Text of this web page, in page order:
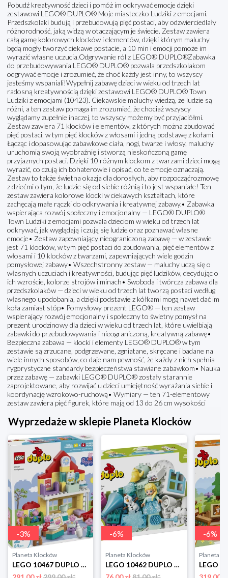
Pobudź kreatywność dzieci i pomóż im odkrywać emocje dzięki
zestawowi LEGO® DUPLO® Moje miasteczko Ludziki z emocjami.
Przedszkolaki budują i przebudowują pięć postaci, aby odzwierciedlały
różnorodność, jaką widzą w otaczającym je świecie. Zestaw zawiera
całą gamę kolorowych klocków i elementów, dzięki którym maluchy
będą mogły tworzyć ciekawe postacie, a 10 min i emocji pomoże im
wyrazić własne uczucia.Odgrywanie ról z LEGO® DUPLO®Zabawka
do przebudowywania LEGO® DUPLO® pozwala przedszkolakom
odgrywać emocje i zrozumieć, że choć każdy jest inny, to wszyscy
jesteśmy wspaniali!Wypełnij zabawę dzieci w wieku od trzech lat
radosną kreatywnością dzięki zestawowi LEGO® DUPLO® Town
Ludziki z emocjami (10423). Ciekawskie maluchy wiedzą, że ludzie są
różni, a ten zestaw pomaga im zrozumieć, że chociaż wszyscy
wyglądamy zupełnie inaczej, to wszyscy możemy być przyjaciółmi.
Zestaw zawiera 71 klocków i elementów, z których można zbudować
pięć postaci, w tym pięć klocków z włosami i jedną podstawę z kołami.
Łącząc i dopasowując zabawkowe ciała, nogi, twarze i włosy, maluchy
uruchomią swoją wyobraźnię i stworzą nieskończoną gamę
przyjaznych postaci. Dzięki 10 różnym klockom z twarzami dzieci mogą
wyrazić, co czują ich bohaterowie i opisać, co te emocje oznaczają.
Zestaw to także świetna okazja dla dorosłych, aby rozpocząćrozmowę
z dziećmi o tym, że ludzie się od siebie różnią i to jest wspaniałe! Ten
zestaw zawiera kolorowe klocki w ciekawych kształtach, które
zachęcają małe rączki do odkrywania i kreatywnej zabawy.• Zabawka
wspierająca rozwój społeczny i emocjonalny — LEGO® DUPLO®
Town Ludziki z emocjami pozwala dzieciom w wieku od trzech lat
odkrywać, jak wyglądają i czują się ludzie oraz poznawać własne
emocje• Zestaw zapewniający nieograniczoną zabawę — w zestawie
jest 71 klocków, w tym pięć postaci do zbudowania, pięć elementów z
włosami i 10 klocków z twarzami, zapewniających wiele godzin
pomysłowej zabawy• Wszechstronny zestaw — maluchy uczą się o
własnych uczuciach i kreatywności, budując pięć ludzików, decydując o
ich wzroście, kolorze strojów i minach• Swoboda i twórcza zabawa dla
przedszkolaków — dzieci w wieku od trzech lat tworzą postaci według
własnego upodobania, a dzięki podstawie z kółkami mogą nawet dać im
koła zamiast stóp• Pomysłowy prezent LEGO® — ten zestaw
wspierający rozwój emocjonalny i społeczny to świetny pomysł na
prezent urodzinowy dla dzieci w wieku od trzech lat, które uwielbiają
zabawki do przebudowywania i nieograniczoną, kreatywną zabawę•
Bezpieczna zabawa — klocki i elementy LEGO® DUPLO® w tym
zestawie są zrzucane, podgrzewane, zgniatane, skręcane i badane na
wiele innych sposobów, co daje nam pewność, że każdy z nich spełnia
rygorystyczne standardy bezpieczeństwa stawiane zabawkom• Nauka
przez zabawę — zabawki LEGO® DUPLO® zostały starannie
zaprojektowane, aby rozwijać u dzieci umiejętność wyrażania siebie i
koordynację wzrokowo-ruchową• Wymiary — ten 71-elementowy
zestaw zawiera pięć figurek, które mają od 13 do 26 cm wysokości
Wyprzedaże w sklepie Planeta Klocków
-3%
Planeta Klocków
LEGO 10467 DUPLO Dom rodzinny Lego
-6%
Planeta Klocków
LEGO 10462 DUPLO Kraina lodu: Kreatywne pudełko z Elzą i Olafem Lego
-6%
Planeta